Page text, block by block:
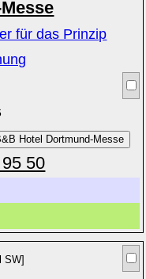
50
SW]